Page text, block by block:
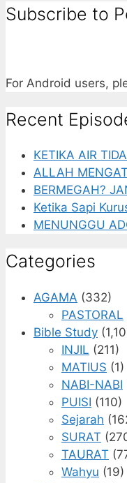
Subscribe to
For Android users,
Recent
KETIKA AIR
ALLAH
BERMEGAH?
Ketika Sapi
MENUNGGU
Categories
AGAMA (332)
PASTORAL
Bible Study
INJIL (211)
MATIUS (1)
NABI-NABI
PUISI (110)
Sejarah
SURAT
TAURAT
Wahyu (19)